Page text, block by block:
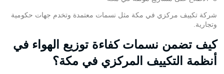
شركة تكييف مركزي في مكة مثل نسمات معتمدة وتخدم جهات حكومية
وتجارية.
كيف تضمن نسمات كفاءة توزيع الهواء في
أنظمة التكييف المركزي في مكة؟